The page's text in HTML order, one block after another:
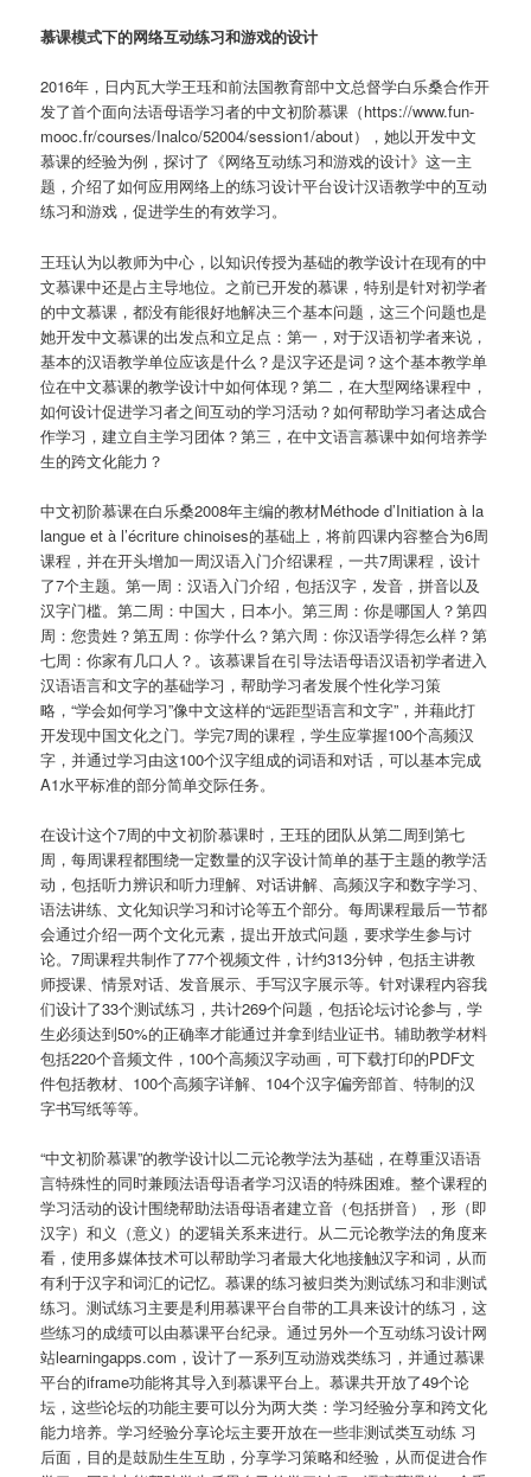
慕课模式下的网络互动练习和游戏的设计
2016年，日内瓦大学王珏和前法国教育部中文总督学白乐桑合作开
发了首个面向法语母语学习者的中文初阶慕课（https://www.fun-
mooc.fr/courses/Inalco/52004/session1/about），她以开发中文
慕课的经验为例，探讨了《网络互动练习和游戏的设计》这一主
题，介绍了如何应用网络上的练习设计平台设计汉语教学中的互动
练习和游戏，促进学生的有效学习。
王珏认为以教师为中心，以知识传授为基础的教学设计在现有的中
文慕课中还是占主导地位。之前已开发的慕课，特别是针对初学者
的中文慕课，都没有能很好地解决三个基本问题，这三个问题也是
她开发中文慕课的出发点和立足点：第一，对于汉语初学者来说，
基本的汉语教学单位应该是什么？是汉字还是词？这个基本教学单
位在中文慕课的教学设计中如何体现？第二，在大型网络课程中，
如何设计促进学习者之间互动的学习活动？如何帮助学习者达成合
作学习，建立自主学习团体？第三，在中文语言慕课中如何培养学
生的跨文化能力？
中文初阶慕课在白乐桑2008年主编的教材Méthode d’Initiation à la
langue et à l’écriture chinoises的基础上，将前四课内容整合为6周
课程，并在开头增加一周汉语入门介绍课程，一共7周课程，设计
了7个主题。第一周：汉语入门介绍，包括汉字，发音，拼音以及
汉字门槛。第二周：中国大，日本小。第三周：你是哪国人？第四
周：您贵姓？第五周：你学什么？第六周：你汉语学得怎么样？第
七周：你家有几口人？。该慕课旨在引导法语母语汉语初学者进入
汉语语言和文字的基础学习，帮助学习者发展个性化学习策
略，“学会如何学习”像中文这样的“远距型语言和文字”，并藉此打
开发现中国文化之门。学完7周的课程，学生应掌握100个高频汉
字，并通过学习由这100个汉字组成的词语和对话，可以基本完成
A1水平标准的部分简单交际任务。
在设计这个7周的中文初阶慕课时，王珏的团队从第二周到第七
周，每周课程都围绕一定数量的汉字设计简单的基于主题的教学活
动，包括听力辨识和听力理解、对话讲解、高频汉字和数字学习、
语法讲练、文化知识学习和讨论等五个部分。每周课程最后一节都
会通过介绍一两个文化元素，提出开放式问题，要求学生参与讨
论。7周课程共制作了77个视频文件，计约313分钟，包括主讲教
师授课、情景对话、发音展示、手写汉字展示等。针对课程内容我
们设计了33个测试练习，共计269个问题，包括论坛讨论参与，学
生必须达到50%的正确率才能通过并拿到结业证书。辅助教学材料
包括220个音频文件，100个高频汉字动画，可下载打印的PDF文
件包括教材、100个高频字详解、104个汉字偏旁部首、特制的汉
字书写纸等等。
“中文初阶慕课”的教学设计以二元论教学法为基础，在尊重汉语语
言特殊性的同时兼顾法语母语者学习汉语的特殊困难。整个课程的
学习活动的设计围绕帮助法语母语者建立音（包括拼音），形（即
汉字）和义（意义）的逻辑关系来进行。从二元论教学法的角度来
看，使用多媒体技术可以帮助学习者最大化地接触汉字和词，从而
有利于汉字和词汇的记忆。慕课的练习被归类为测试练习和非测试
练习。测试练习主要是利用慕课平台自带的工具来设计的练习，这
些练习的成绩可以由慕课平台纪录。通过另外一个互动练习设计网
站learningapps.com，设计了一系列互动游戏类练习，并通过慕课
平台的iframe功能将其导入到慕课平台上。慕课共开放了49个论
坛，这些论坛的功能主要可以分为两大类：学习经验分享和跨文化
能力培养。学习经验分享论坛主要开放在一些非测试类互动练 习
后面，目的是鼓励生生互助，分享学习策略和经验，从而促进合作